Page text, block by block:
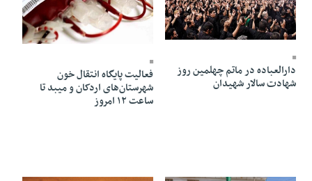
13 Mordad 1405 - 11:21
دارالعباده در ماتم چهلمین روز
شهادت سالار شهیدان
فعالیت پایگاه انتقال خون
شهرستان‌های اردکان و میبد تا
ساعت ۱۲ امروز